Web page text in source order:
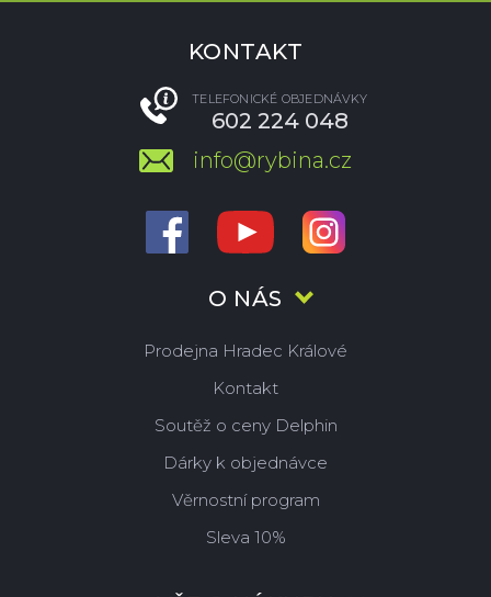
O NÁS
Prodejna Hradec Králové
Kontakt
Soutěž o ceny Delphin
Dárky k objednávce
Věrnostní program
Sleva 10%
KONTAKT
TELEFONICKÉ OBJEDNÁVKY
602 224 048
info@rybina.cz